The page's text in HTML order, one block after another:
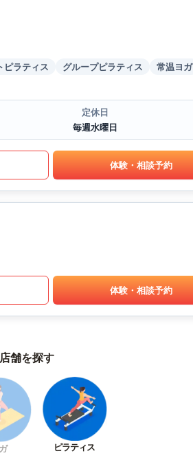
ピラティス グループピラティス
常温ヨガ
定休日
毎週水曜日
体験・相談予約
体験・相談予約
舗を探す
ピラティス